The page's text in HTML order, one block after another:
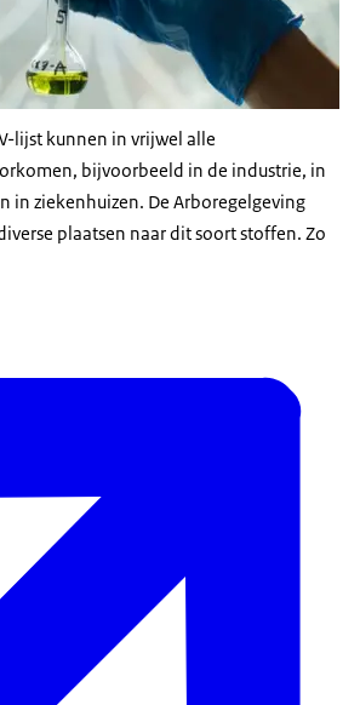
lijst kunnen in vrijwel alle
bijvoorbeeld in de industrie, in
in ziekenhuizen. De Arboregelgeving
plaatsen naar dit soort stoffen. Zo